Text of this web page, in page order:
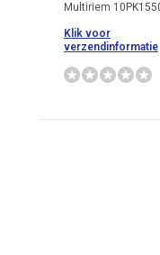
Multiriem
Klik voor
verzendinformatie